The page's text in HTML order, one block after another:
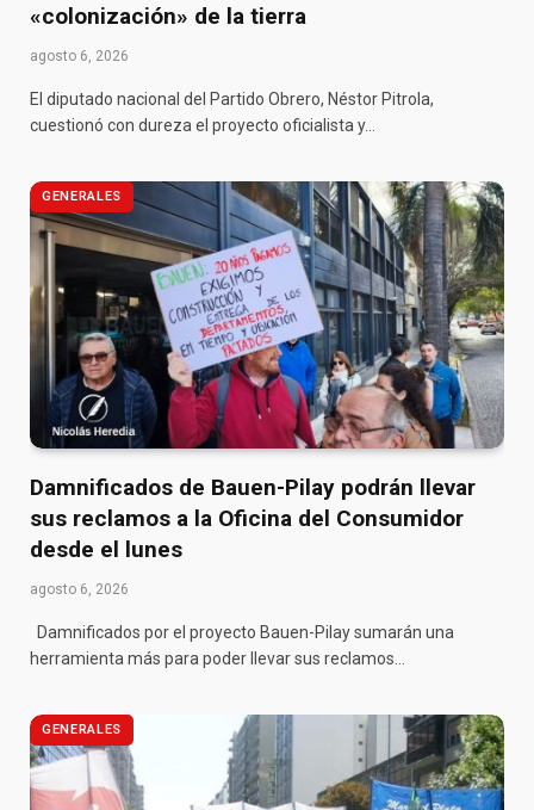
«colonización» de la tierra
agosto 6, 2026
El diputado nacional del Partido Obrero, Néstor Pitrola,
cuestionó con dureza el proyecto oficialista y…
GENERALES
Damnificados de Bauen-Pilay podrán llevar
sus reclamos a la Oficina del Consumidor
desde el lunes
agosto 6, 2026
Damnificados por el proyecto Bauen-Pilay sumarán una
herramienta más para poder llevar sus reclamos…
GENERALES